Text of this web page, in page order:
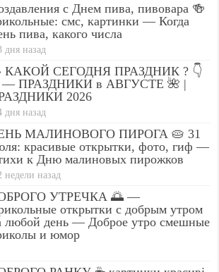
с Днем пива, пивовара 🍻
смс, картинки — Когда
пива, какого числа
дня назад
КАКОЙ СЕГОДНЯ ПРАЗДНИК ? 👇
— ПРАЗДНИКИ в АВГУСТЕ 🌺 |
2026
дня назад
МАЛИНОВОГО ПИРОГА 🥧 31
красивые открытки, фото, гиф —
к Дню малиновых пирожков
недели назад
УТРЕЧКА 🌅 —
открытки с добрым утром
любой день — Доброе утро смешные
и юмор